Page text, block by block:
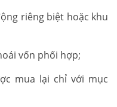
riêng biệt hoặc khu
vốn phối hợp;
mua lại chỉ với mục